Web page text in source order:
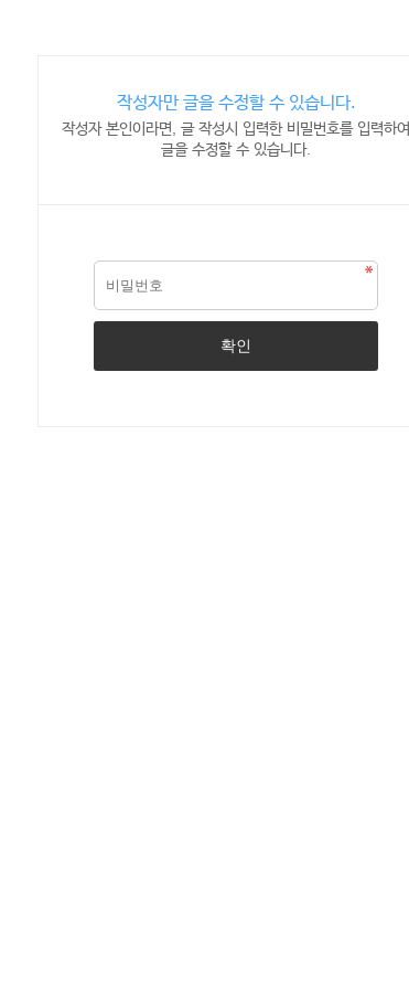
작성자만 글을 수정할 수 있습니다.
작성자 본인이라면, 글 작성시 입력한 비밀번호를 입력하여
글을 수정할 수 있습니다.